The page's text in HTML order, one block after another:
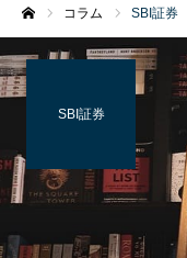
コラム SBI証券
SBI証券